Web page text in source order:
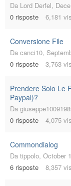
Da Lord Derfel,
0 risposte 6,181
Conversione File
Da canci10,
0 risposte 3,763
Prendere Solo Le
Paypal)?
Da
0 risposte 4,075
Commondialog
Da tippolo, October
6 risposte 8,357